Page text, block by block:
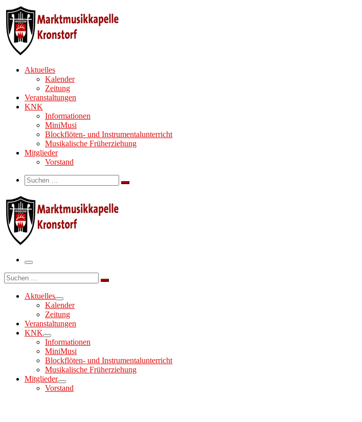
Zum
Inhalt
springen
Aktuelles
Kalender
Zeitung
Veranstaltungen
KNK
Informationen
MiniMusi
Blockflöten- und Instrumentalunterricht
Musikalische Früherziehung
Mitglieder
Vorstand
Search
Suche
Suchen …
Menü
Suche
Suchen …
Aktuelles
Kalender
Zeitung
Veranstaltungen
KNK
Informationen
MiniMusi
Blockflöten- und Instrumentalunterricht
Musikalische Früherziehung
Mitglieder
Vorstand